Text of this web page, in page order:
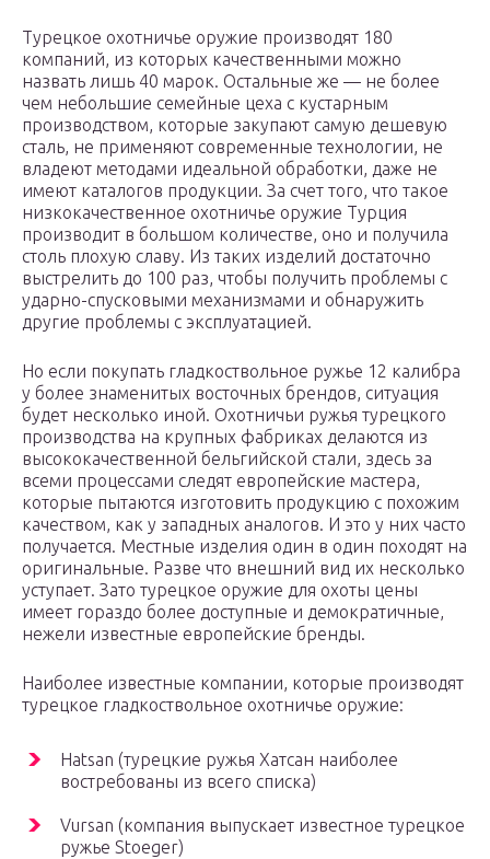
Турецкое охотничье оружие производят 180
компаний, из которых качественными можно
назвать лишь 40 марок. Остальные же — не более
чем небольшие семейные цеха с кустарным
производством, которые закупают самую дешевую
сталь, не применяют современные технологии, не
владеют методами идеальной обработки, даже не
имеют каталогов продукции. За счет того, что такое
низкокачественное охотничье оружие Турция
производит в большом количестве, оно и получила
столь плохую славу. Из таких изделий достаточно
выстрелить до 100 раз, чтобы получить проблемы с
ударно-спусковыми механизмами и обнаружить
другие проблемы с эксплуатацией.
Но если покупать гладкоствольное ружье 12 калибра
у более знаменитых восточных брендов, ситуация
будет несколько иной. Охотничьи ружья турецкого
производства на крупных фабриках делаются из
высококачественной бельгийской стали, здесь за
всеми процессами следят европейские мастера,
которые пытаются изготовить продукцию с похожим
качеством, как у западных аналогов. И это у них часто
получается. Местные изделия один в один походят на
оригинальные. Разве что внешний вид их несколько
уступает. Зато турецкое оружие для охоты цены
имеет гораздо более доступные и демократичные,
нежели известные европейские бренды.
Наиболее известные компании, которые производят
турецкое гладкоствольное охотничье оружие:
Hatsan (турецкие ружья Хатсан наиболее
востребованы из всего списка)
Vursan (компания выпускает известное турецкое
ружье Stoeger)